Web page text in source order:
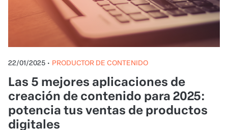
22/01/2025 • PRODUCTOR DE CONTENIDO
Las 5 mejores aplicaciones de
creación de contenido para 2025:
potencia tus ventas de productos
digitales